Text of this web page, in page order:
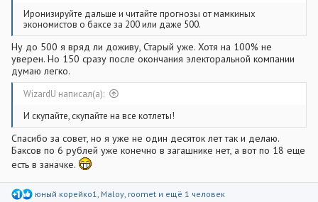
Иронизируйте дальше и читайте прогнозы от мамкиных
экономистов о баксе за 200 или даже 500.
Ну до 500 я вряд ли доживу, Старый уже. Хотя на 100% не
уверен. Но 150 сразу после окончания электоральной компании
думаю легко.
WizardU написал(а):
И скупайте, скупайте на все котлеты!
Спасибо за совет, но я уже не один десяток лет так и делаю.
Баксов по 6 рублей уже конечно в загашнике нет, а вот по 18 еще
есть в заначке.
Р
юный корейко1, Maloy, roomet и ещё 1 человек